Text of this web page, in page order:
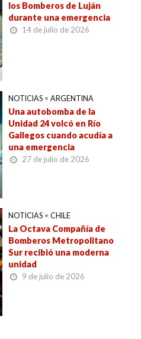
los Bomberos de Luján
durante una emergencia
14 de julio de 2026
NOTICIAS • ARGENTINA
Una autobomba de la
Unidad 24 volcó en Río
Gallegos cuando acudía a
una emergencia
27 de julio de 2026
NOTICIAS • CHILE
La Octava Compañía de
Bomberos Metropolitano
Sur recibió una moderna
unidad
9 de julio de 2026